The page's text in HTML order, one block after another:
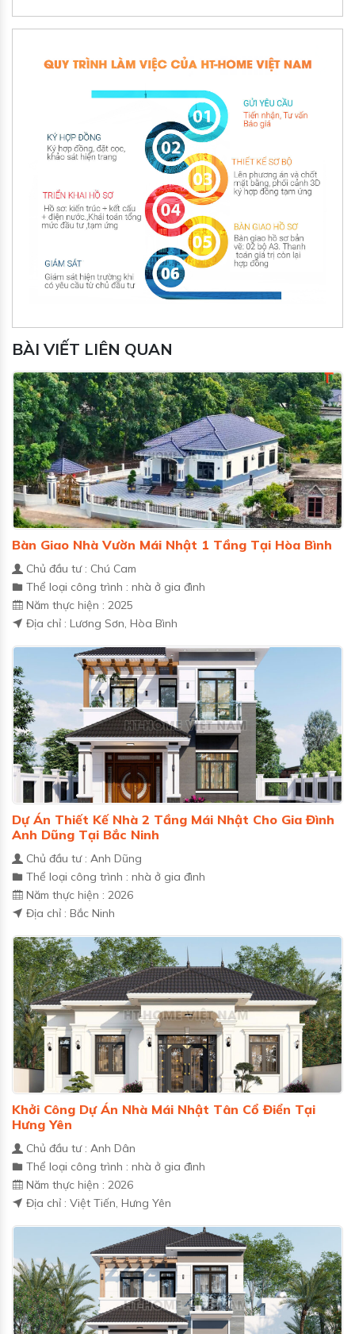
BÀI VIẾT LIÊN QUAN
Bàn Giao Nhà Vườn Mái Nhật 1 Tầng Tại Hòa Bình
Chủ đầu tư : Chú Cam
Thể loại công trình : nhà ở gia đình
Năm thực hiện : 2025
Địa chỉ : Lương Sơn, Hòa Bình
Dự Án Thiết Kế Nhà 2 Tầng Mái Nhật Cho Gia Đình
Anh Dũng Tại Bắc Ninh
Chủ đầu tư : Anh Dũng
Thể loại công trình : nhà ở gia đình
Năm thực hiện : 2026
Địa chỉ : Bắc Ninh
Khởi Công Dự Án Nhà Mái Nhật Tân Cổ Điển Tại
Hưng Yên
Chủ đầu tư : Anh Dân
Thể loại công trình : nhà ở gia đình
Năm thực hiện : 2026
Địa chỉ : Việt Tiến, Hưng Yên